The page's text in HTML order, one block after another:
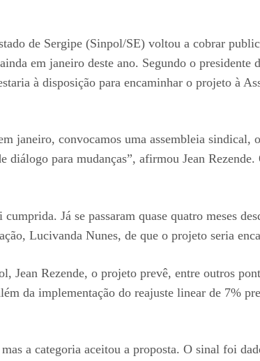
de Sergipe (Sinpol/SE) voltou a cobrar
em janeiro deste ano. Segundo o
à disposição para encaminhar o projeto à
janeiro, convocamos uma assembleia
diálogo para mudanças”, afirmou Jean
Já se passaram quase quatro meses
Lucivanda Nunes, de que o projeto seria
Jean Rezende, o projeto prevê, entre outros
da implementação do reajuste linear de 7%
a categoria aceitou a proposta. O sinal foi